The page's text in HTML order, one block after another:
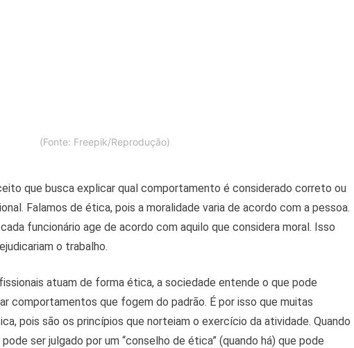
(Fonte: Freepik/Reprodução)
que busca explicar qual comportamento é considerado correto ou
Falamos de ética, pois a moralidade varia de acordo com a pessoa.
funcionário age de acordo com aquilo que considera moral. Isso
o trabalho.
atuam de forma ética, a sociedade entende o que pode
comportamentos que fogem do padrão. É por isso que muitas
pois são os princípios que norteiam o exercício da atividade. Quando
ser julgado por um “conselho de ética” (quando há) que pode